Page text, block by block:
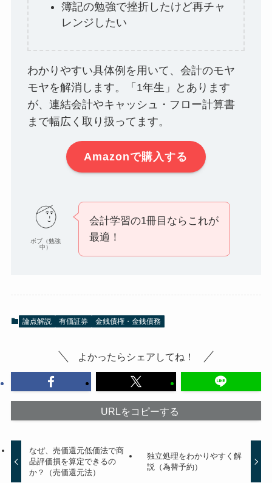
簿記の勉強で挫折したけど再チャ
レンジしたい
わかりやすい具体例を用いて、会計のモヤ
モヤを解消します。「1年生」とあります
が、連結会計やキャッシュ・フロー計算書
まで幅広く取り扱ってます。
Amazonで購入する
ボブ（勉強
中）
会計学習の1冊目ならこれが
最適！
論点解説 有価証券 金銭債権・金銭債務
よかったらシェアしてね！
URLをコピーする
なぜ、売価還元低価法で商
品評価損を算定できるの
か？（売価還元法）
独立処理をわかりやすく解
説（為替予約）